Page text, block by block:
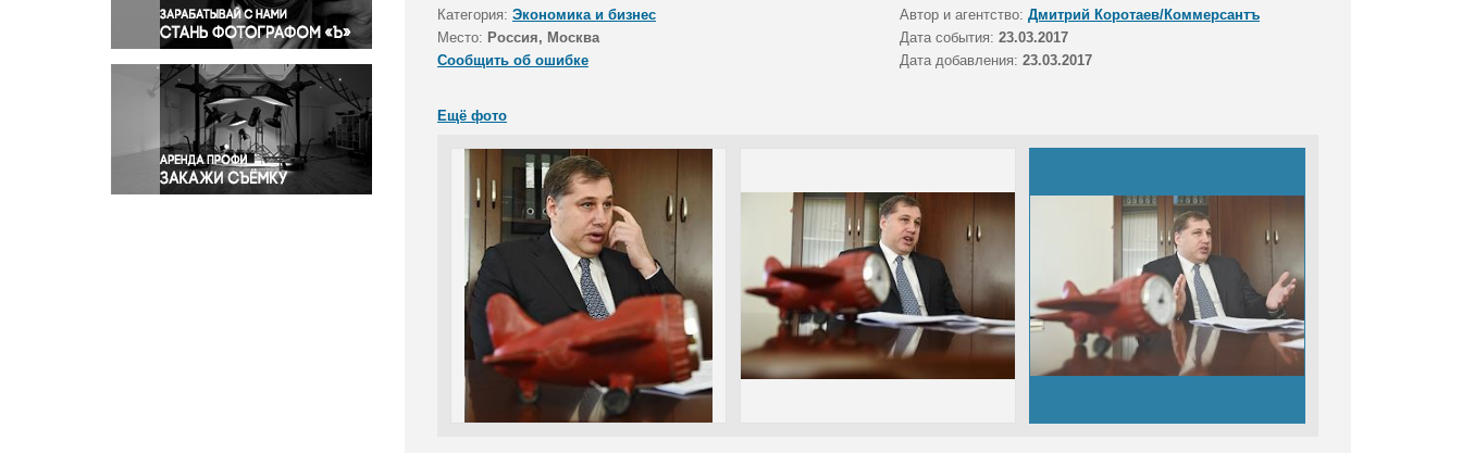
Происшествия и конфликты
Религия
Светская жизнь
Спорт
Экология
Экономика и бизнес
Категория: Экономика и бизнес Автор и агентство: Дмитрий Коротаев/Коммерсантъ
Место: Россия, Москва Дата события: 23.03.2017
Сообщить об ошибке
Дата добавления: 23.03.2017
Ещё фото